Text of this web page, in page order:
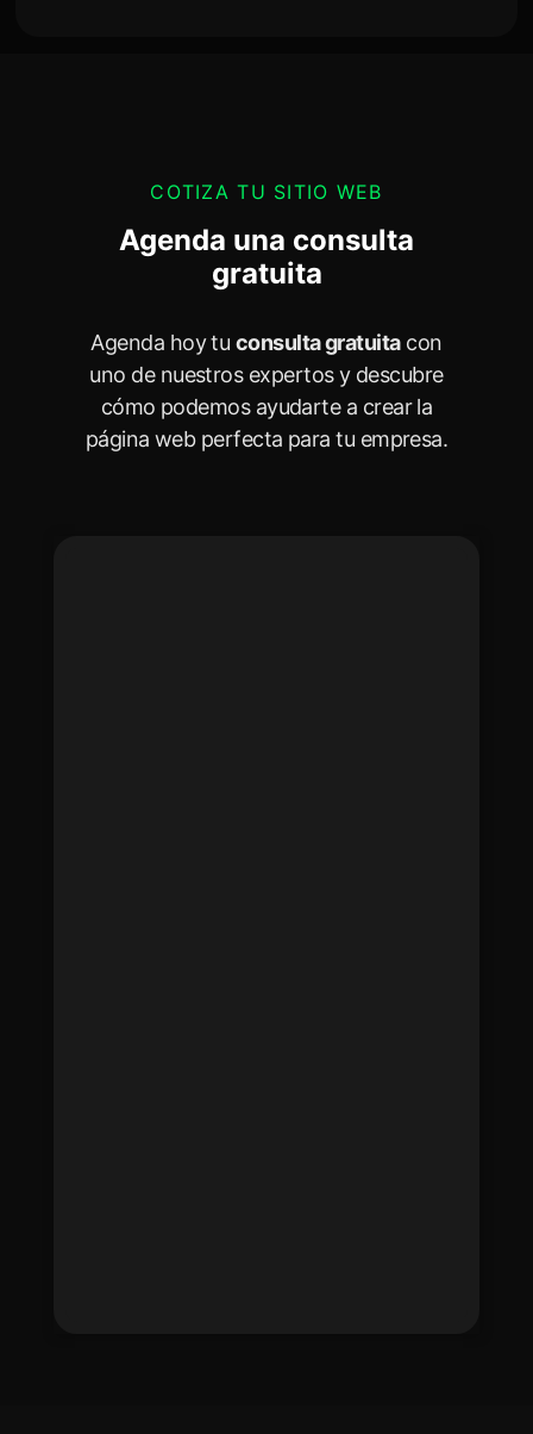
COTIZA TU SITIO WEB
Agenda una consulta
gratuita
Agenda hoy tu consulta gratuitacon
uno de nuestros expertos y descubre
cómo podemos ayudarte a crear la
página web perfecta para tu empresa.